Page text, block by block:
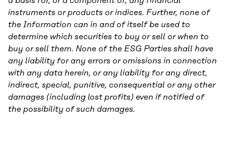
instruments or products or indices. Further, none of
the Information can in and of itself be used to
determine which securities to buy or sell or when to
buy or sell them. None of the ESG Parties shall have
any liability for any errors or omissions in connection
with any data herein, or any liability for any direct,
indirect, special, punitive, consequential or any other
damages (including lost profits) even if notified of
the possibility of such damages.